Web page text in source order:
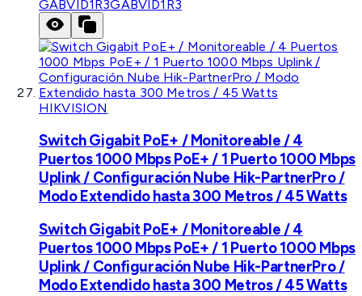
GABVID1R3GABVID1R3
HIKVISION
Switch Gigabit PoE+ / Monitoreable / 4
Puertos 1000 Mbps PoE+ / 1 Puerto 1000 Mbps
Uplink / Configuración Nube Hik-PartnerPro /
Modo Extendido hasta 300 Metros / 45 Watts
Switch Gigabit PoE+ / Monitoreable / 4
Puertos 1000 Mbps PoE+ / 1 Puerto 1000 Mbps
Uplink / Configuración Nube Hik-PartnerPro /
Modo Extendido hasta 300 Metros / 45 Watts